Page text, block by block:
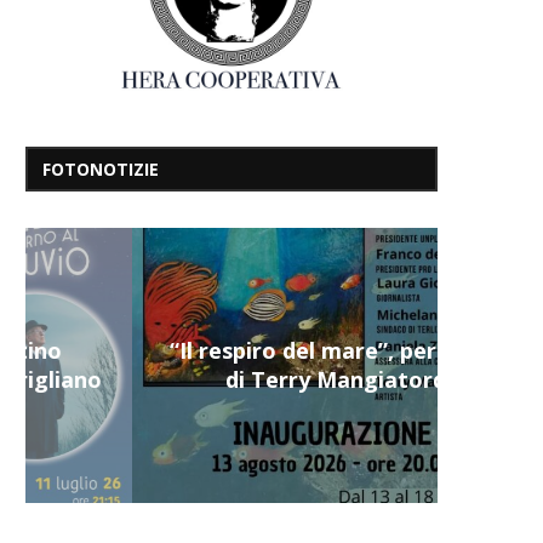
FOTONOTIZIE
“Il respiro del mare”, personale
di Terry Mangiatordi